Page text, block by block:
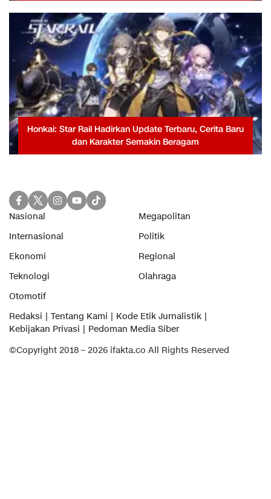
Honkai: Star Rail Hadirkan Update Terbaru, Cerita Baru
dan Karakter Semakin Beragam
Nasional
Megapolitan
Internasional
Politik
Ekonomi
Regional
Teknologi
Olahraga
Otomotif
Redaksi
Tentang Kami
Kode Etik Jurnalistik
Kebijakan Privasi
Pedoman Media Siber
©Copyright 2018 – 2026 ifakta.co All Rights Reserved